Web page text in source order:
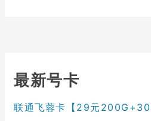
最新号卡
联通飞蓉卡【29元